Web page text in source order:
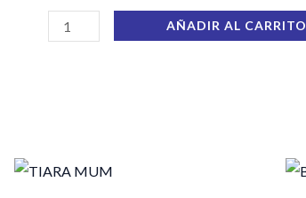
AÑADIR AL CARRITO